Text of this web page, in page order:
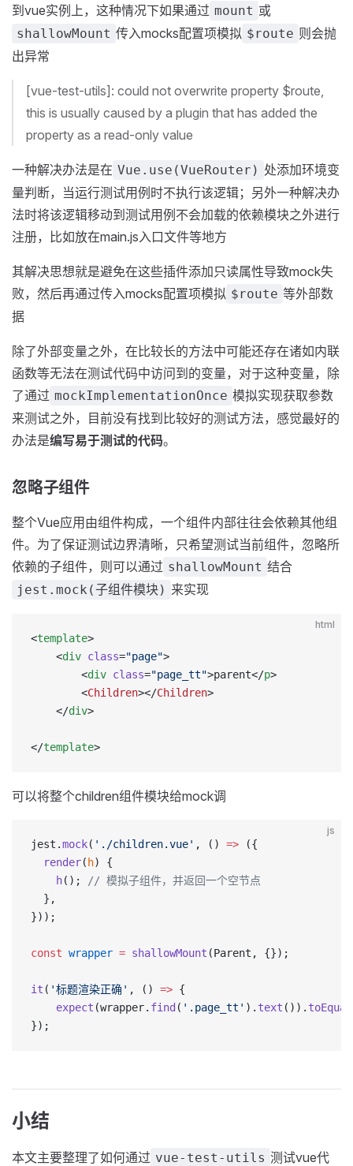
到vue实例上，这种情况下如果通过 mount 或
shallowMount 传入mocks配置项模拟 $route 则会抛
出异常
[vue-test-utils]: could not overwrite property $route,
this is usually caused by a plugin that has added the
property as a read-only value
一种解决办法是在 Vue.use(VueRouter) 处添加环境变
量判断，当运行测试用例时不执行该逻辑；另外一种解决办
法时将该逻辑移动到测试用例不会加载的依赖模块之外进行
注册，比如放在main.js入口文件等地方
其解决思想就是避免在这些插件添加只读属性导致mock失
败，然后再通过传入mocks配置项模拟 $route 等外部数
据
除了外部变量之外，在比较长的方法中可能还存在诸如内联
函数等无法在测试代码中访问到的变量，对于这种变量，除
了通过 mockImplementationOnce 模拟实现获取参数
来测试之外，目前没有找到比较好的测试方法，感觉最好的
办法是编写易于测试的代码。
忽略子组件
整个Vue应用由组件构成，一个组件内部往往会依赖其他组
件。为了保证测试边界清晰，只希望测试当前组件，忽略所
依赖的子组件，则可以通过 shallowMount 结合
jest.mock(子组件模块) 来实现
html
<template>
    <
div class="page">
        <
div class="page_tt">parent</p>
        <
Children></Children>
    </
div>
</template>
可以将整个children组件模块给mock调
js
jest.mock( './children.vue' , () => ({
  render
( h) {
    h
();
// 模拟子组件，并返回一个空节点
  },
}));
const wrapper = shallowMount (Parent, {});
it ( '标题渲染正确' , () => {
    expect
(wrapper. find ( '.page_tt' ). text ()). toEqual
});
小结
本文主要整理了如何通过 vue-test-utils 测试vue代